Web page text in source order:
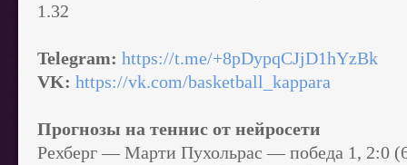
1.32
Telegram: https://t.me/+8pDypqCJjD1hYzBk
VK: https://vk.com/basketball_kappara
Прогнозы на теннис от нейросети
Рехберг — Марти Пухольрас — победа 1, 2:0